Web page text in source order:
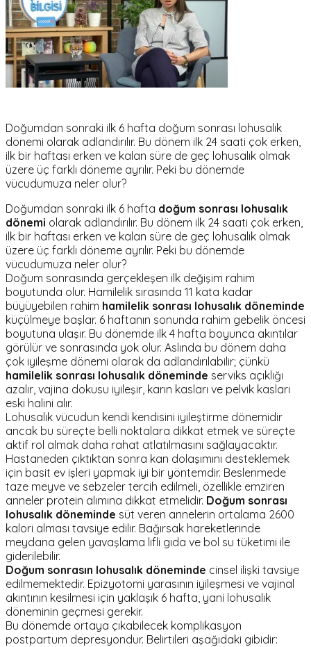
Doğumdan sonraki ilk 6 hafta doğum sonrası lohusalık
dönemi olarak adlandırılır. Bu dönem ilk 24 saati çok erken,
ilk bir haftası erken ve kalan süre de geç lohusalık olmak
üzere üç farklı döneme ayrılır. Peki bu dönemde
vücudumuza neler olur?
Doğumdan sonraki ilk 6 hafta doğum sonrası lohusalık
dönemi olarak adlandırılır. Bu dönem ilk 24 saati çok erken,
ilk bir haftası erken ve kalan süre de geç lohusalık olmak
üzere üç farklı döneme ayrılır. Peki bu dönemde
vücudumuza neler olur?
Doğum sonrasında gerçekleşen ilk değişim rahim
boyutunda olur. Hamilelik sırasında 11 kata kadar
büyüyebilen rahim hamilelik sonrası lohusalık döneminde
küçülmeye başlar. 6 haftanın sonunda rahim gebelik öncesi
boyutuna ulaşır. Bu dönemde ilk 4 hafta boyunca akıntılar
görülür ve sonrasında yok olur. Aslında bu dönem daha
çok iyileşme dönemi olarak da adlandırılabilir; çünkü
hamilelik sonrası lohusalık döneminde serviks açıklığı
azalır, vajina dokusu iyileşir, karın kasları ve pelvik kasları
eski halini alır.
Lohusalık vücudun kendi kendisini iyileştirme dönemidir
ancak bu süreçte belli noktalara dikkat etmek ve süreçte
aktif rol almak daha rahat atlatılmasını sağlayacaktır.
Hastaneden çıktıktan sonra kan dolaşımını desteklemek
için basit ev işleri yapmak iyi bir yöntemdir. Beslenmede
taze meyve ve sebzeler tercih edilmeli, özellikle emziren
anneler protein alımına dikkat etmelidir. Doğum sonrası
lohusalık döneminde süt veren annelerin ortalama 2600
kalori alması tavsiye edilir. Bağırsak hareketlerinde
meydana gelen yavaşlama lifli gıda ve bol su tüketimi ile
giderilebilir.
Doğum sonrasın lohusalık döneminde cinsel ilişki tavsiye
edilmemektedir. Epizyotomi yarasının iyileşmesi ve vajinal
akıntının kesilmesi için yaklaşık 6 hafta, yani lohusalık
döneminin geçmesi gerekir.
Bu dönemde ortaya çıkabilecek komplikasyon
postpartum depresyondur. Belirtileri aşağıdaki gibidir: